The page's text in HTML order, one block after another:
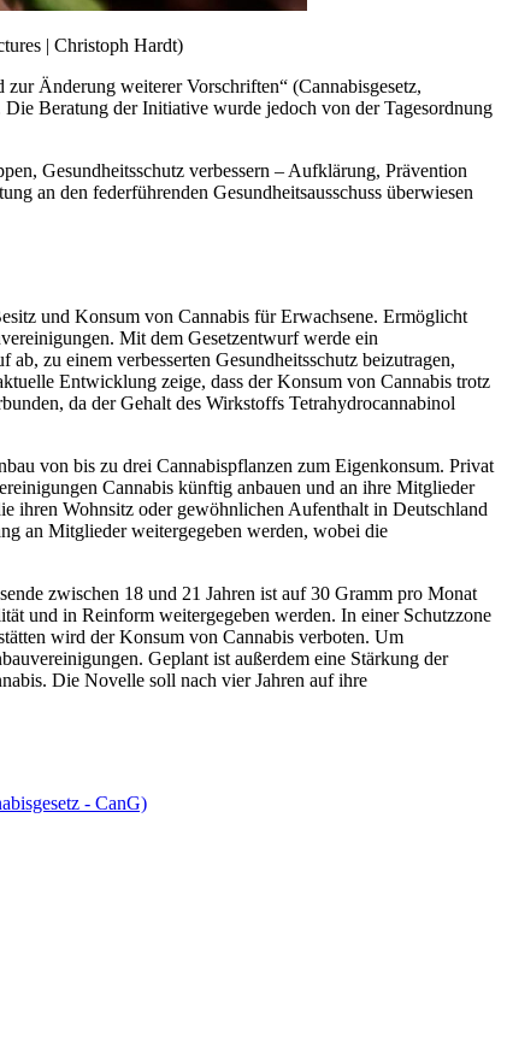
| Christoph Hardt)
Änderung weiterer Vorschriften“ (Cannabisgesetz,
Die Beratung der Initiative wurde jedoch von der Tagesordnung
Gesundheitsschutz verbessern – Aufklärung, Prävention
an den federführenden Gesundheitsausschuss überwiesen
und Konsum von Cannabis für Erwachsene. Ermöglicht
Mit dem Gesetzentwurf werde ein
zu einem verbesserten Gesundheitsschutz beizutragen,
Entwicklung zeige, dass der Konsum von Cannabis trotz
da der Gehalt des Wirkstoffs Tetrahydrocannabinol
von bis zu drei Cannabispflanzen zum Eigenkonsum. Privat
Cannabis künftig anbauen und an ihre Mitglieder
ihren Wohnsitz oder gewöhnlichen Aufenthalt in Deutschland
an Mitglieder weitergegeben werden, wobei die
zwischen 18 und 21 Jahren ist auf 30 Gramm pro Monat
und in Reinform weitergegeben werden. In einer Schutzzone
wird der Konsum von Cannabis verboten. Um
Geplant ist außerdem eine Stärkung der
Die Novelle soll nach vier Jahren auf ihre
- CanG)